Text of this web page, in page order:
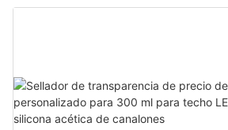
meteorológico para cocina